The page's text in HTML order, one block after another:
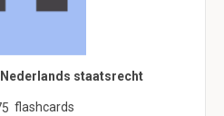
Nederlands staatsrecht
flashcards